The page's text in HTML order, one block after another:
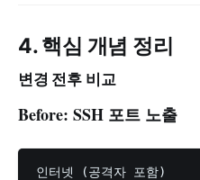
4. 핵심 개념 정리
변경 전후 비교
Before: SSH 포트 노출
인터넷 (공격자 포함)